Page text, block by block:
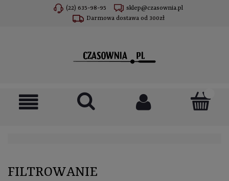
(22) 635-98-95
sklep@czasownia.pl
Darmowa dostawa od 300zł
FILTROWANIE